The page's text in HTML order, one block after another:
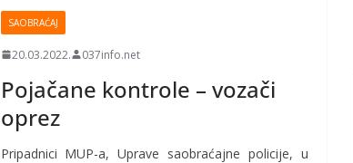
SAOBRAĆAJ
20.03.2022. 037info.net
Pojačane kontrole – vozači
oprez
Pripadnici MUP-a, Uprave saobraćajne policije, u